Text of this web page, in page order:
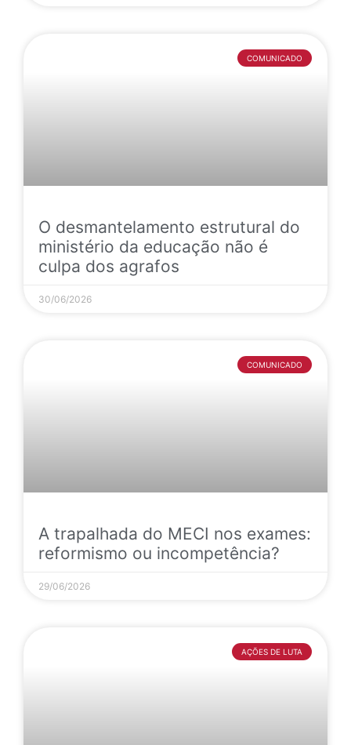
COMUNICADO
O desmantelamento estrutural do
ministério da educação não é
culpa dos agrafos
30/06/2026
COMUNICADO
A trapalhada do MECI nos exames:
reformismo ou incompetência?
29/06/2026
AÇÕES DE LUTA